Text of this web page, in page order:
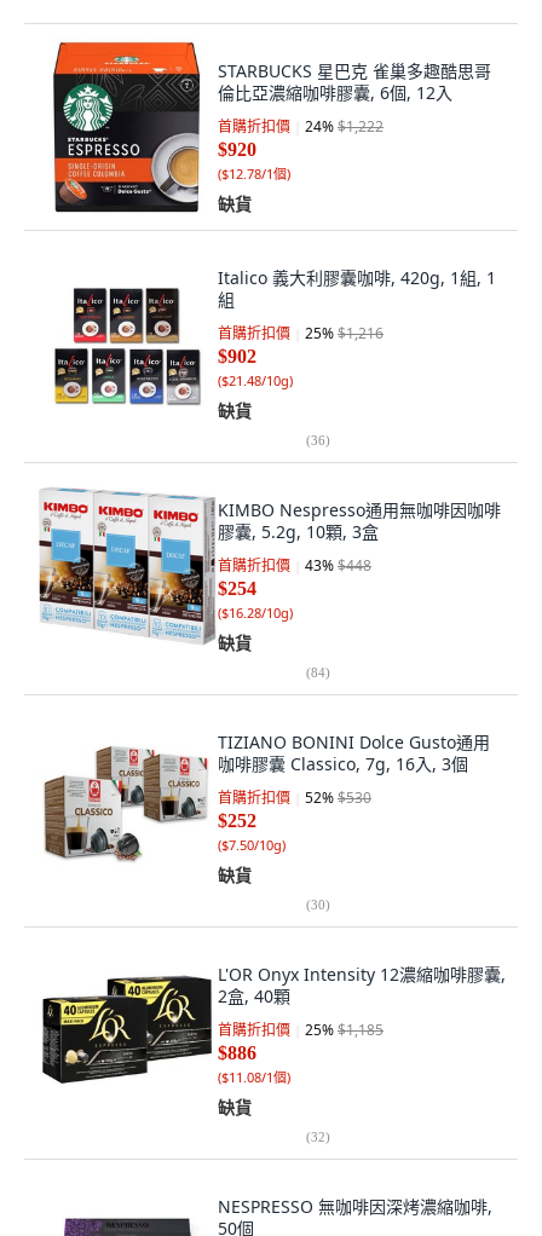
STARBUCKS 星巴克 雀巢多趣酷思哥
倫比亞濃縮咖啡膠囊, 6個, 12入
首購折扣價 24%$1,222
$920
($12.78/1個)
缺貨
Italico 義大利膠囊咖啡, 420g, 1組, 1
組
首購折扣價 25%$1,216
$902
($21.48/10g)
缺貨
(36)
KIMBO Nespresso通用無咖啡因咖啡
膠囊, 5.2g, 10顆, 3盒
首購折扣價 43%$448
$254
($16.28/10g)
缺貨
(84)
TIZIANO BONINI Dolce Gusto通用
咖啡膠囊 Classico, 7g, 16入, 3個
首購折扣價 52%$530
$252
($7.50/10g)
缺貨
(30)
L'OR Onyx Intensity 12濃縮咖啡膠囊,
2盒, 40顆
首購折扣價 25%$1,185
$886
($11.08/1個)
缺貨
(32)
NESPRESSO 無咖啡因深烤濃縮咖啡,
50個